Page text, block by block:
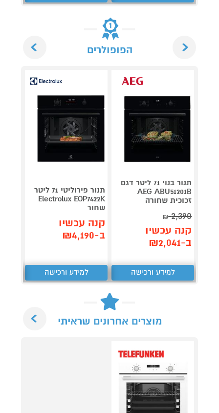
הפופולרים
תנור בנוי 71 ליטר דגם
AEG ABU51201B
זכוכית שחורה
2,390
₪
קנה עכשיו
ב-₪2,041
למידע ורכישה
תנור פירוליטי 71 ליטר
Electrolux EOP7422K
שחור
קנה עכשיו
ב-₪4,190
למידע ורכישה
מוצרים אחרונים שראיתי